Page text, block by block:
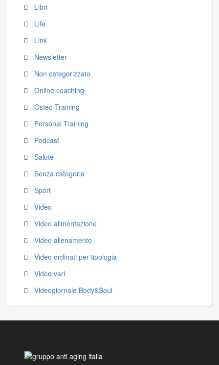
Libri
Life
Link
Newsletter
Non categorizzato
Online coaching
Osteo Training
Personal Training
Podcast
Salute
Senza categoria
Sport
Video
Video alimentazione
Video allenamento
Video ordinati per tipologia
Video vari
Videogiornale Body&Soul